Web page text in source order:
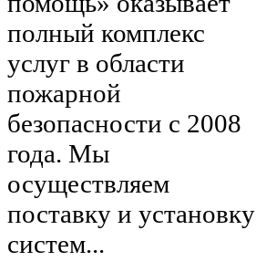
полный комплекс
услуг в области
пожарной
безопасности с 2008
года. Мы
осуществляем
поставку и установку
систем...